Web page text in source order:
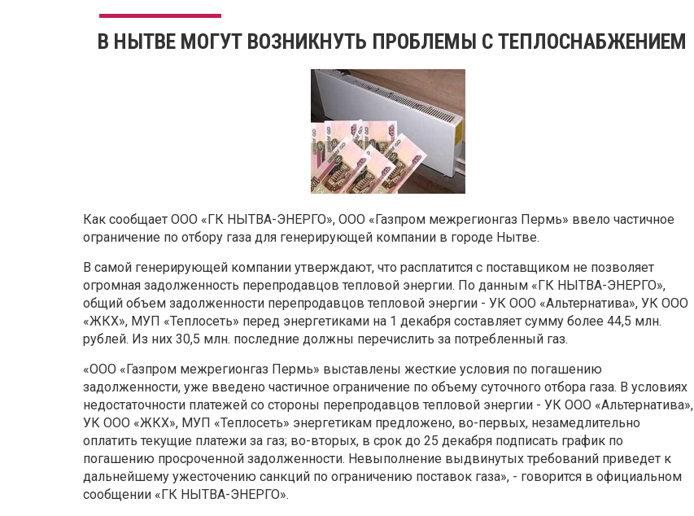
В НЫТВЕ МОГУТ ВОЗНИКНУТЬ ПРОБЛЕМЫ С ТЕПЛОСНАБЖЕНИЕМ
Как сообщает ООО «ГК НЫТВА-ЭНЕРГО», ООО «Газпром межрегионгаз Пермь» ввело частичное
ограничение по отбору газа для генерирующей компании в городе Нытве.
В самой генерирующей компании утверждают, что расплатится с поставщиком не позволяет
огромная задолженность перепродавцов тепловой энергии. По данным «ГК НЫТВА-ЭНЕРГО»,
общий объем задолженности перепродавцов тепловой энергии - УК ООО «Альтернатива», УК ООО
«ЖКХ», МУП «Теплосеть» перед энергетиками на 1 декабря составляет сумму более 44,5 млн.
рублей. Из них 30,5 млн. последние должны перечислить за потребленный газ.
«ООО «Газпром межрегионгаз Пермь» выставлены жесткие условия по погашению
задолженности, уже введено частичное ограничение по объему суточного отбора газа. В условиях
недостаточности платежей со стороны перепродавцов тепловой энергии - УК ООО «Альтернатива»,
УК ООО «ЖКХ», МУП «Теплосеть» энергетикам предложено, во-первых, незамедлительно
оплатить текущие платежи за газ; во-вторых, в срок до 25 декабря подписать график по
погашению просроченной задолженности. Невыполнение выдвинутых требований приведет к
дальнейшему ужесточению санкций по ограничению поставок газа», - говорится в официальном
сообщении «ГК НЫТВА-ЭНЕРГО».